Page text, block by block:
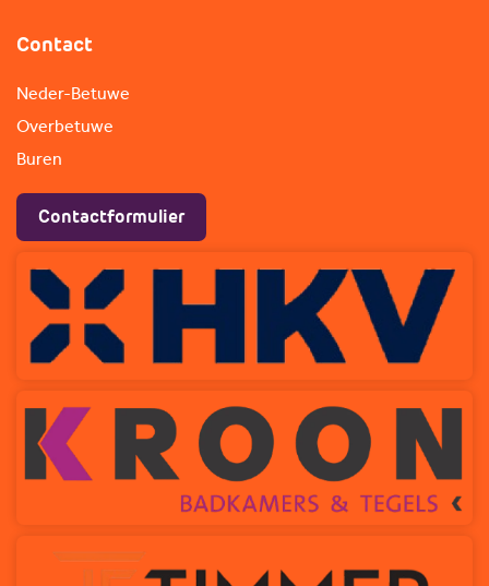
Contact
Neder-Betuwe
Overbetuwe
Buren
Contactformulier